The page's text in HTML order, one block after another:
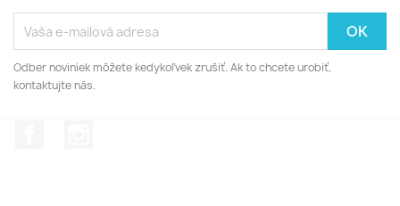
Odber noviniek môžete kedykoľvek zrušiť. Ak to chcete urobiť,
kontaktujte nás.